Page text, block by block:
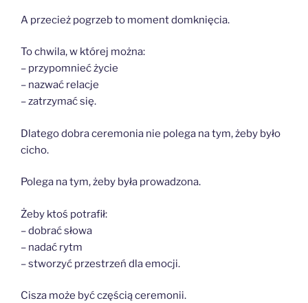
A przecież pogrzeb to moment domknięcia.
To chwila, w której można:
– przypomnieć życie
– nazwać relacje
– zatrzymać się.
Dlatego dobra ceremonia nie polega na tym, żeby było
cicho.
Polega na tym, żeby była prowadzona.
Żeby ktoś potrafił:
– dobrać słowa
– nadać rytm
– stworzyć przestrzeń dla emocji.
Cisza może być częścią ceremonii.